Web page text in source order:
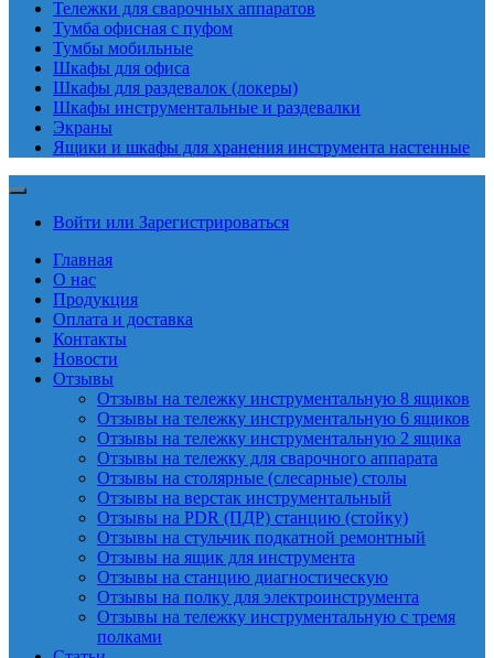
Тележки для сварочных аппаратов
Тумба офисная с пуфом
Тумбы мобильные
Шкафы для офиса
Шкафы для раздевалок (локеры)
Шкафы инструментальные и раздевалки
Экраны
Ящики и шкафы для хранения инструмента настенные
Войти или Зарегистрироваться
Главная
О нас
Продукция
Оплата и доставка
Контакты
Новости
Отзывы
Отзывы на тележку инструментальную 8 ящиков
Отзывы на тележку инструментальную 6 ящиков
Отзывы на тележку инструментальную 2 ящика
Отзывы на тележку для сварочного аппарата
Отзывы на столярные (слесарные) столы
Отзывы на верстак инструментальный
Отзывы на PDR (ПДР) станцию (стойку)
Отзывы на стульчик подкатной ремонтный
Отзывы на ящик для инструмента
Отзывы на станцию диагностическую
Отзывы на полку для электроинструмента
Отзывы на тележку инструментальную с тремя
полками